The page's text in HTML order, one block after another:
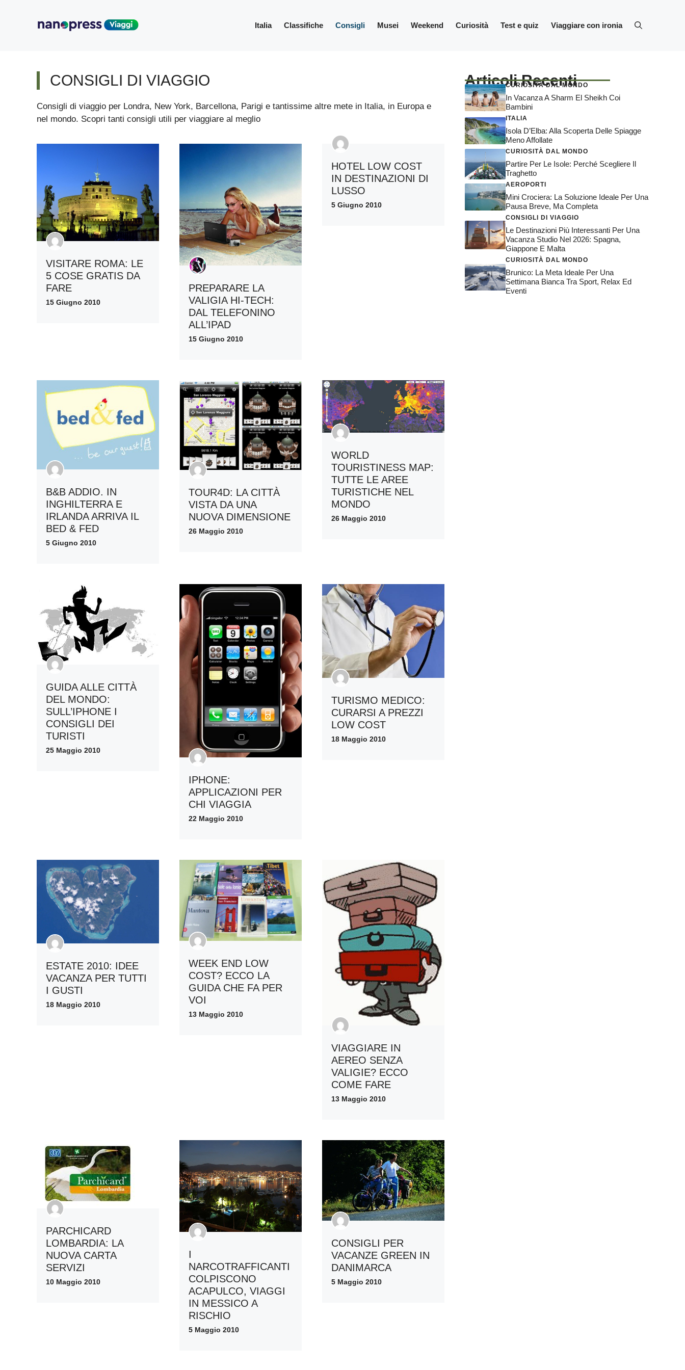
Italia Classifiche Consigli Musei Weekend Curiosità Test e quiz Viaggiare con ironia
CONSIGLI DI VIAGGIO
Consigli di viaggio per Londra, New York, Barcellona, Parigi e tantissime altre mete in Italia, in Europa e
nel mondo. Scopri tanti consigli utili per viaggiare al meglio
VISITARE ROMA: LE
5 COSE GRATIS DA
FARE
15 Giugno 2010
PREPARARE LA
VALIGIA HI-TECH:
DAL TELEFONINO
ALL’IPAD
15 Giugno 2010
HOTEL LOW COST
IN DESTINAZIONI DI
LUSSO
5 Giugno 2010
B&B ADDIO. IN
INGHILTERRA E
IRLANDA ARRIVA IL
BED & FED
5 Giugno 2010
TOUR4D: LA CITTÀ
VISTA DA UNA
NUOVA DIMENSIONE
26 Maggio 2010
WORLD
TOURISTINESS MAP:
TUTTE LE AREE
TURISTICHE NEL
MONDO
26 Maggio 2010
GUIDA ALLE CITTÀ
DEL MONDO:
SULL’IPHONE I
CONSIGLI DEI
TURISTI
25 Maggio 2010
IPHONE:
APPLICAZIONI PER
CHI VIAGGIA
22 Maggio 2010
TURISMO MEDICO:
CURARSI A PREZZI
LOW COST
18 Maggio 2010
ESTATE 2010: IDEE
VACANZA PER TUTTI
I GUSTI
18 Maggio 2010
WEEK END LOW
COST? ECCO LA
GUIDA CHE FA PER
VOI
13 Maggio 2010
VIAGGIARE IN
AEREO SENZA
VALIGIE? ECCO
COME FARE
13 Maggio 2010
PARCHICARD
LOMBARDIA: LA
NUOVA CARTA
SERVIZI
10 Maggio 2010
I
NARCOTRAFFICANTI
COLPISCONO
ACAPULCO, VIAGGI
IN MESSICO A
RISCHIO
5 Maggio 2010
CONSIGLI PER
VACANZE GREEN IN
DANIMARCA
5 Maggio 2010
Articoli Recenti
CURIOSITÀ DAL MONDO
In Vacanza A Sharm El Sheikh Coi
Bambini
ITALIA
Isola D’Elba: Alla Scoperta Delle Spiagge
Meno Affollate
CURIOSITÀ DAL MONDO
Partire Per Le Isole: Perché Scegliere Il
Traghetto
AEROPORTI
Mini Crociera: La Soluzione Ideale Per Una
Pausa Breve, Ma Completa
CONSIGLI DI VIAGGIO
Le Destinazioni Più Interessanti Per Una
Vacanza Studio Nel 2026: Spagna,
Giappone E Malta
CURIOSITÀ DAL MONDO
Brunico: La Meta Ideale Per Una
Settimana Bianca Tra Sport, Relax Ed
Eventi